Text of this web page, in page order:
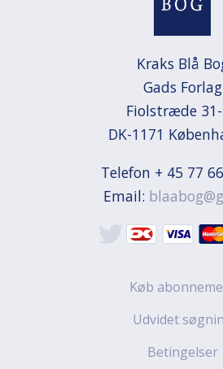
Kraks Blå
Gads Forlag
Fiolstræde
DK-1171
Telefon + 45 77
Email:
Køb
Udvidet
Betingelser